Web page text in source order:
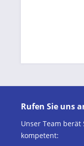
Rufen Sie uns
Unser Team
kompetent: